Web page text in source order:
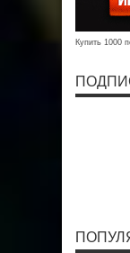
Купить 1000